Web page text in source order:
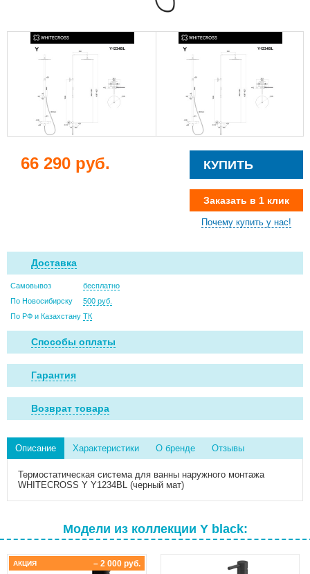
66 290 руб. КУПИТЬ
Заказать в 1 клик
Почему купить у нас!
Доставка
Самовывоз
бесплатно
По Новосибирску
500 руб.
По РФ и Казахстану ТК
Способы оплаты
Гарантия
Возврат товара
Описание Характеристики О бренде Отзывы
Термостатическая система для ванны наружного монтажа
WHITECROSS Y Y1234BL (черный мат)
Модели из коллекции Y black:
– 2 000 руб.
АКЦИЯ